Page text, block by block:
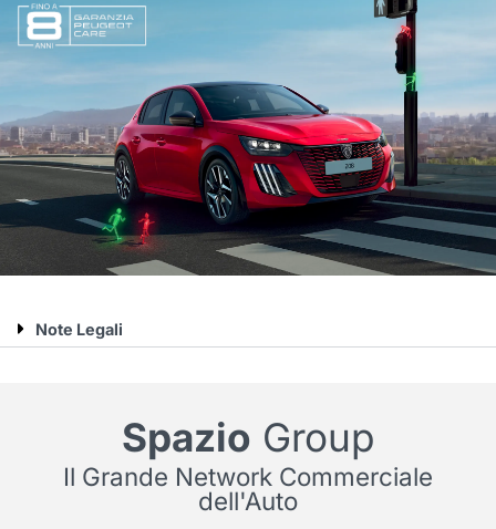
Note Legali
Spazio Group
Il Grande Network Commerciale
dell'Auto